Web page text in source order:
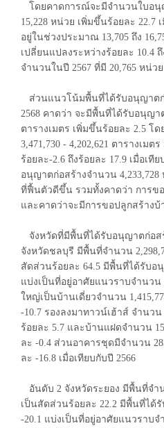
โดยคาดการณ์จะมีจำนวนใบอนุ
15,228 หน่วย เพิ่มขึ้นร้อยละ 22.7
อยู่ในช่วงประมาณ 13,705 ถึง
เปลี่ยนแปลงระหว่างร้อยละ 10.4
จำนวนในปี 2567 ที่มี 20,765 หน่วย
ส่วนแนวโน้มพื้นที่ได้รับอนุญาตก่
2568 คาดว่า จะมีพื้นที่ได้รับอนุญา
ตารางเมตร เพิ่มขึ้นร้อยละ 2.5 โ
3,471,730 - 4,202,621 ตารางเม
ร้อยละ-2.6 ถึงร้อยละ 17.9 เมื่อเที
อนุญาตก่อสร้างจำนวน 4,233,728
ที่ฟื้นตัวดีขึ้น รวมทั้งคาดว่า การ
และคาดว่าจะมีการขอปลูกสร้าง
จังหวัดที่มีพื้นที่ได้รับอนุญาตก่อส
จังหวัดชลบุรี มีพื้นที่จำนวน
สัดส่วนร้อยละ 64.5 มีพื้นที่ได้รับอ
แบ่งเป็นที่อยู่อาศัยแนวราบจำนวน
ใหญ่เป็นบ้านเดี่ยวจำนวน
-10.7 รองลงมาทาวน์เฮ้าส์ จำนวน
ร้อยละ 5.7 และบ้านแฝดจำนวน
ละ -0.4 ส่วนอาคารชุดมีจำนวน
ละ -16.8 เมื่อเทียบกับปี 2566
อันดับ 2 จังหวัดระยอง มีพื้นที่จำ
เป็นสัดส่วนร้อยละ 22.2 มีพื้นที่ได้
-20.1 แบ่งเป็นที่อยู่อาศัยแนวราบจ